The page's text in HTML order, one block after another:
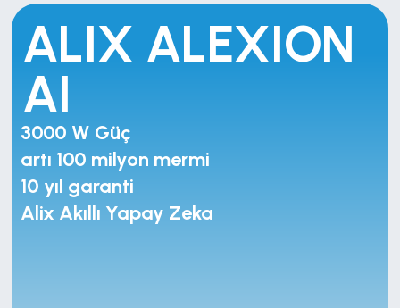
Daha fazla performans.
Daha fazla sonuç,
BlueIce 19.900 €'dan
başlayan fiyatlarla
ALIX ALEXION
AI
3000 W Güç
artı 100 milyon mermi
10 yıl garanti
Alix Akıllı Yapay Zeka